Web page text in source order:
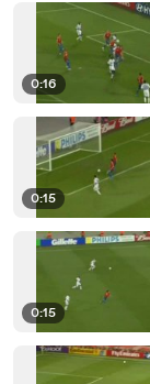
0:16
0:15
0:15